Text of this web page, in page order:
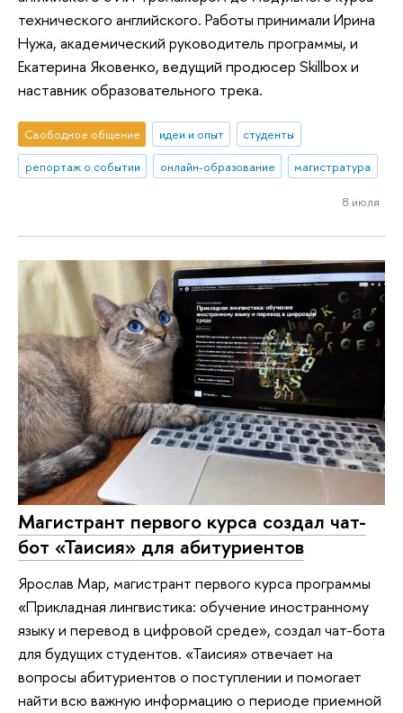
технического английского. Работы принимали Ирина
Нужа, академический руководитель программы, и
Екатерина Яковенко, ведущий продюсер Skillbox и
наставник образовательного трека.
Свободное общение идеи и опыт
студенты
репортаж о событии
онлайн-образование магистратура
8 июля
Магистрант первого курса создал чат-
бот «Таисия» для абитуриентов
Ярослав Мар, магистрант первого курса программы
«Прикладная лингвистика: обучение иностранному
языку и перевод в цифровой среде», создал чат-бота
для будущих студентов. «Таисия» отвечает на
вопросы абитуриентов о поступлении и помогает
найти всю важную информацию о периоде приемной